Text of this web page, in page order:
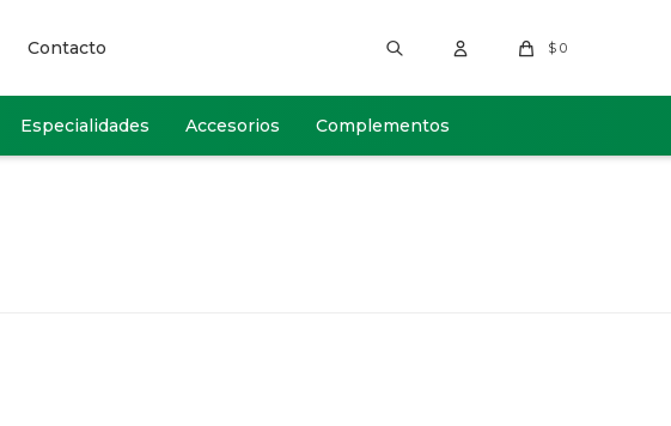
Especialidades Accesorios Complementos
$ 0
Contacto